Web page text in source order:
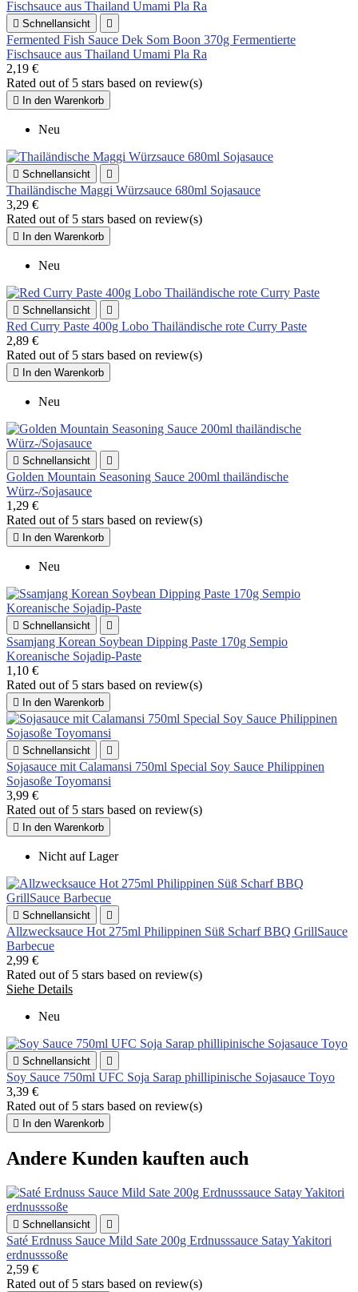
 Schnellansicht 
Fermented Fish Sauce Dek Som Boon 370g Fermentierte
Fischsauce aus Thailand Umami Pla Ra
2,19 €
Rated out of 5 stars based on review(s)
 In den Warenkorb
Neu
 Schnellansicht 
Thailändische Maggi Würzsauce 680ml Sojasauce
3,29 €
Rated out of 5 stars based on review(s)
 In den Warenkorb
Neu
 Schnellansicht 
Red Curry Paste 400g Lobo Thailändische rote Curry Paste
2,89 €
Rated out of 5 stars based on review(s)
 In den Warenkorb
Neu
 Schnellansicht 
Golden Mountain Seasoning Sauce 200ml thailändische
Würz-/Sojasauce
1,29 €
Rated out of 5 stars based on review(s)
 In den Warenkorb
Neu
 Schnellansicht 
Ssamjang Korean Soybean Dipping Paste 170g Sempio
Koreanische Sojadip-Paste
1,10 €
Rated out of 5 stars based on review(s)
 In den Warenkorb
 Schnellansicht 
Sojasauce mit Calamansi 750ml Special Soy Sauce Philippinen
Sojasoße Toyomansi
3,99 €
Rated out of 5 stars based on review(s)
 In den Warenkorb
Nicht auf Lager
 Schnellansicht 
Allzwecksauce Hot 275ml Philippinen Süß Scharf BBQ GrillSauce
Barbecue
2,99 €
Rated out of 5 stars based on review(s)
Siehe Details
Neu
 Schnellansicht 
Soy Sauce 750ml UFC Soja Sarap phillipinische Sojasauce Toyo
3,39 €
Rated out of 5 stars based on review(s)
 In den Warenkorb
Andere Kunden kauften auch
 Schnellansicht 
Saté Erdnuss Sauce Mild Sate 200g Erdnusssauce Satay Yakitori
erdnusssoße
2,59 €
Rated out of 5 stars based on review(s)